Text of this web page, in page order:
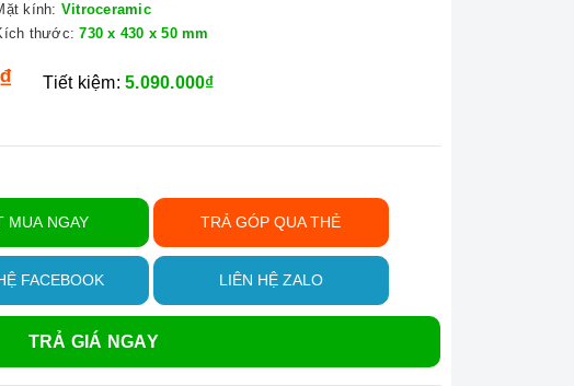
kính: Vitroceramic
thước: 730 x 430 x 50 mm
Tiết kiệm:5.090.000₫
MUA NGAY TRẢ GÓP QUA THẺ
FACEBOOK LIÊN HỆ ZALO
TRẢ GIÁ NGAY